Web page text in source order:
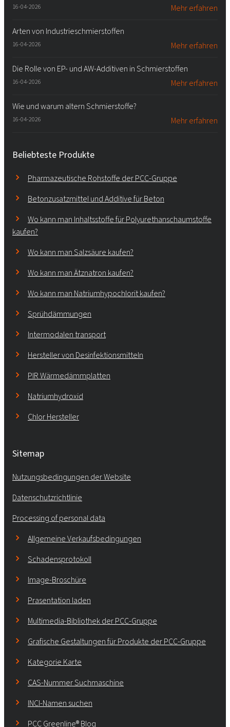
16-04-2026 Mehr erfahren
Arten von Industrieschmierstoffen
16-04-2026 Mehr erfahren
Die Rolle von EP- und AW-Additiven in Schmierstoffen
16-04-2026 Mehr erfahren
Wie und warum altern Schmierstoffe?
16-04-2026 Mehr erfahren
Beliebteste Produkte
Pharmazeutische Rohstoffe der PCC-Gruppe
Betonzusatzmittel und Additive für Beton
Wo kann man Inhaltsstoffe für Polyurethanschaumstoffe
kaufen?
Wo kann man Salzsäure kaufen?
Wo kann man Ätznatron kaufen?
Wo kann man Natriumhypochlorit kaufen?
Sprühdämmungen
Intermodalen transport
Hersteller von Desinfektionsmitteln
PIR Wärmedämmplatten
Natriumhydroxid
Chlor Hersteller
Sitemap
Nutzungsbedingungen der Website
Datenschutzrichtlinie
Processing of personal data
Allgemeine Verkaufsbedingungen
Schadensprotokoll
Image-Broschüre
Prasentation laden
Multimedia-Bibliothek der PCC-Gruppe
Grafische Gestaltungen für Produkte der PCC-Gruppe
Kategorie Karte
CAS-Nummer Suchmaschine
INCI-Namen suchen
PCC Greenline® Blog